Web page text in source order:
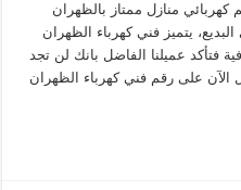
منازل ممتاز بالظهران
يتميز فني كهرباء الظهران
فتأكد عميلنا الفاضل بانك لن تجد
على رقم فني كهرباء الظهران